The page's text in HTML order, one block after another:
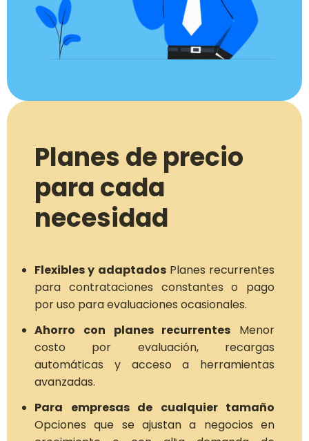
Planes de precio
para cada
necesidad
Flexibles y adaptadosPlanes recurrentes
para contrataciones constantes o pago
por uso para evaluaciones ocasionales.
Ahorro con planes recurrentes Menor
costo por evaluación, recargas
automáticas y acceso a herramientas
avanzadas.
Para empresas de cualquier tamaño
Opciones que se ajustan a negocios en